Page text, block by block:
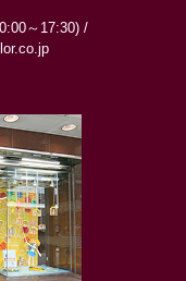
～17:30) /